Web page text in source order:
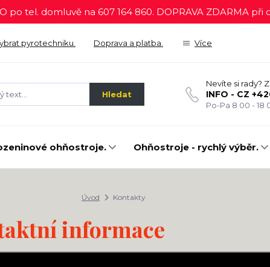
po tel. domluvě na 607 164 860. DOPRAVA ZDARMA při
pyrotechniku. Doprava a platba. Více
Hledat
Nevíte si rady?
INFO - CZ
Po-Pa 8 00 - 18
ohňostroje. Ohňostroje - rychlý výběr.
Úvod Kontakty
informace